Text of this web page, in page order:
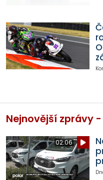
Nejnovější zprávy
02:06